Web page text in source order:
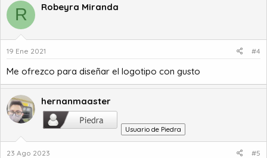
R Robeyra Miranda
19 Ene 2021 #4
Me ofrezco para diseñar el logotipo con gusto
hernanmaaster
Usuario de Piedra
23 Ago 2023 #5